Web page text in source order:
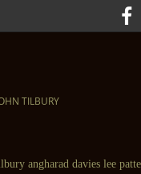
TILBURY